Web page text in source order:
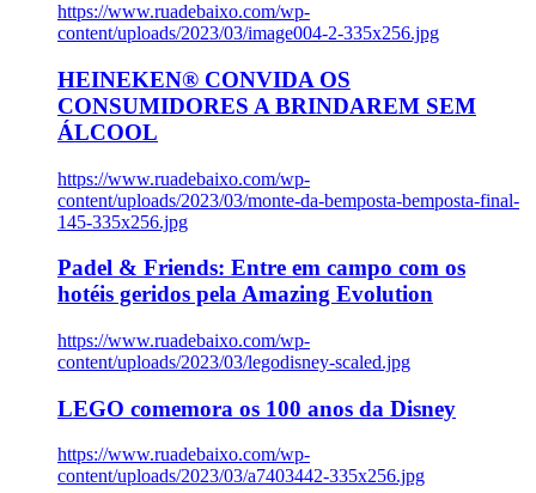
https://www.ruadebaixo.com/wp-
content/uploads/2023/03/image004-2-335x256.jpg
HEINEKEN® CONVIDA OS
CONSUMIDORES A BRINDAREM SEM
ÁLCOOL
https://www.ruadebaixo.com/wp-
content/uploads/2023/03/monte-da-bemposta-bemposta-final-
145-335x256.jpg
Padel & Friends: Entre em campo com os
hotéis geridos pela Amazing Evolution
https://www.ruadebaixo.com/wp-
content/uploads/2023/03/legodisney-scaled.jpg
LEGO comemora os 100 anos da Disney
https://www.ruadebaixo.com/wp-
content/uploads/2023/03/a7403442-335x256.jpg